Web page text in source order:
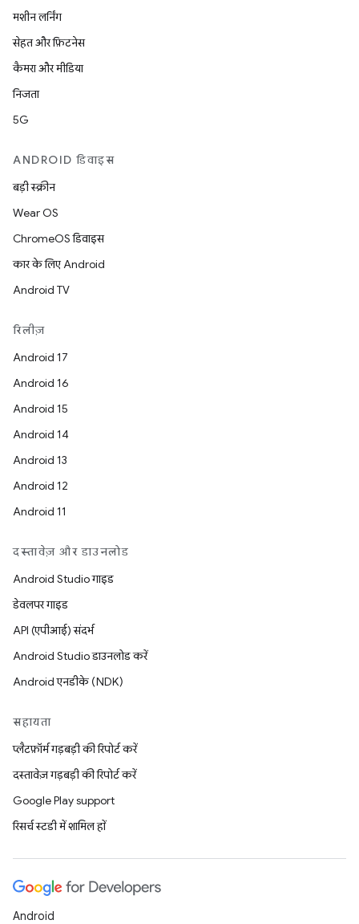
मशीन लर्निंग
सेहत और फ़िटनेस
कैमरा और मीडिया
निजता
5G
ANDROID डिवाइस
बड़ी स्क्रीन
Wear OS
ChromeOS डिवाइस
कार के लिए Android
Android TV
रिलीज़
Android 17
Android 16
Android 15
Android 14
Android 13
Android 12
Android 11
दस्तावेज़ और डाउनलोड
Android Studio गाइड
डेवलपर गाइड
API (एपीआई) संदर्भ
Android Studio डाउनलोड करें
Android एनडीके (NDK)
सहायता
प्लैटफ़ॉर्म गड़बड़ी की रिपोर्ट करें
दस्तावेज़ गड़बड़ी की रिपोर्ट करें
Google Play support
रिसर्च स्टडी में शामिल हों
Android